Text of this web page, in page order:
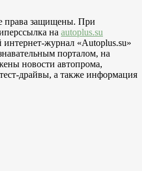
права защищены. При
на autoplus.su
журнал «Autoplus.su»
порталом, на
новости автопрома,
драйвы, а также информация